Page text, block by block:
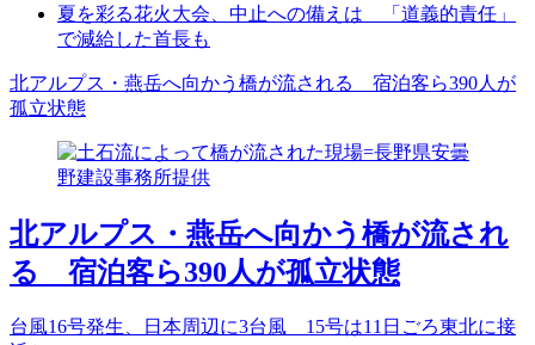
夏を彩る花火大会、中止への備えは 「道義的責任」
で減給した首長も
北アルプス・燕岳へ向かう橋が流される 宿泊客ら390人が
孤立状態
北アルプス・燕岳へ向かう橋が流され
る 宿泊客ら390人が孤立状態
台風16号発生、日本周辺に3台風 15号は11日ごろ東北に接